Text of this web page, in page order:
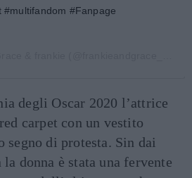
#Fanpage
degli Oscar 2020 l’attrice
carpet con un vestito
di protesta. Sin dai
donna è stata una fervente